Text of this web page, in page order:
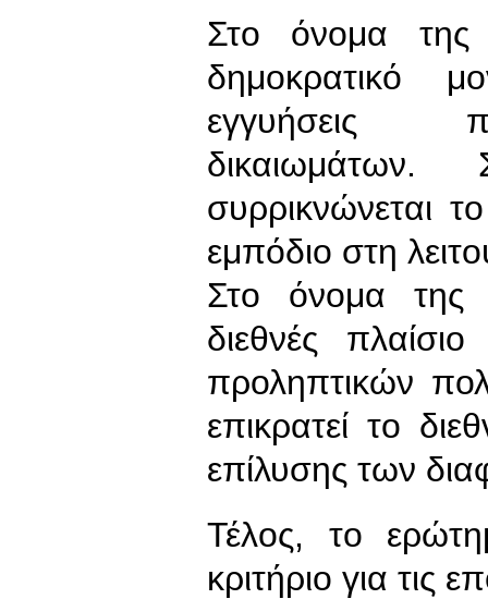
Στο όνομα της
δημοκρατικό
εγγυήσεις
συρρικνώνεται
εμπόδιο στη
Στο όνομα της
διεθνές
προληπτικών
επικρατεί το
επίλυσης των
Τέλος, το
κριτήριο για τις